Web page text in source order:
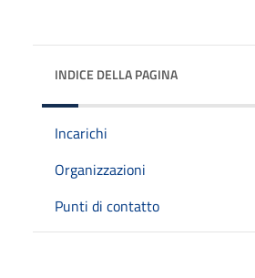
INDICE DELLA PAGINA
Incarichi
Organizzazioni
Punti di contatto